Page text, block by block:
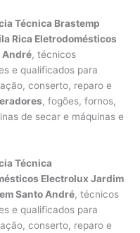
Técnica Brastemp
Rica Eletrodomésticos
André, técnicos
e qualificados para
conserto, reparo e
, fogões, fornos,
de secar e máquinas e
Técnica
Electrolux Jardim
Santo André, técnicos
e qualificados para
conserto, reparo e